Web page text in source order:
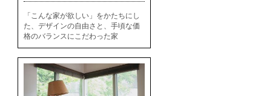
「こんな家が欲しい」をかたちにし
た、デザインの自由さと、手頃な価
格のバランスにこだわった家